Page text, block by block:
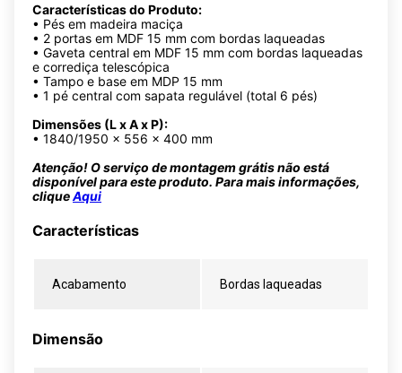
Características do Produto:
• Pés em madeira maciça
• 2 portas em MDF 15 mm com bordas laqueadas
• Gaveta central em MDF 15 mm com bordas laqueadas
e corrediça telescópica
• Tampo e base em MDP 15 mm
• 1 pé central com sapata regulável (total 6 pés)
Dimensões (L x A x P):
• 1840/1950 x 556 x 400 mm
Atenção! O serviço de montagem grátis não está
disponível para este produto. Para mais informações,
cliqueAqui
Características
Acabamento Bordas laqueadas
Dimensão